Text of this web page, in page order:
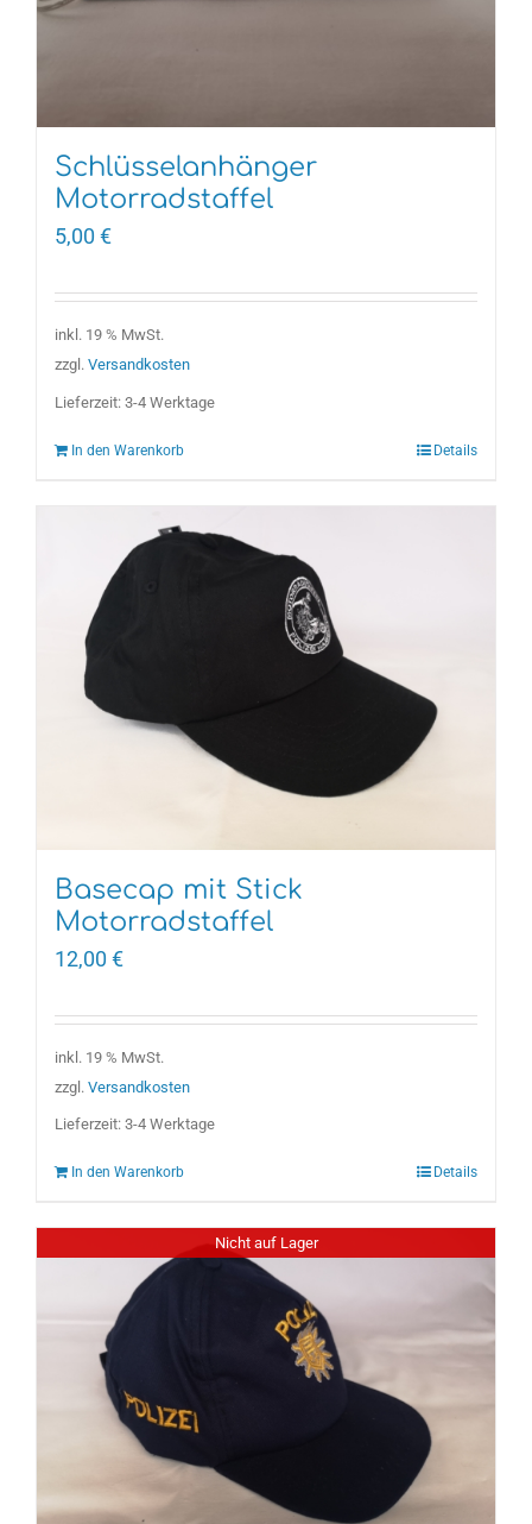
Schlüsselanhänger
Motorradstaffel
5,00 €
inkl. 19 % MwSt.
zzgl. Versandkosten
Lieferzeit: 3-4 Werktage
In den Warenkorb Details
Basecap mit Stick
Motorradstaffel
12,00 €
inkl. 19 % MwSt.
zzgl. Versandkosten
Lieferzeit: 3-4 Werktage
In den Warenkorb Details
Nicht auf Lager